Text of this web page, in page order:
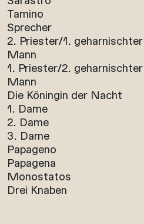
Tamino
Sprecher
2. Priester/1. geharnischter
Mann
1. Priester/2. geharnischter
Mann
Die Köningin der Nacht
1. Dame
2. Dame
3. Dame
Papageno
Papagena
Monostatos
Drei Knaben